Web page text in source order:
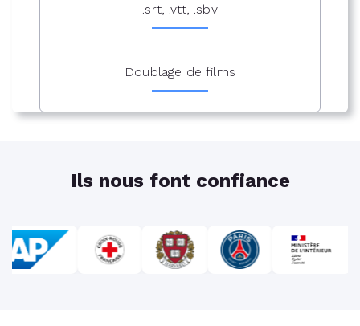
.srt, .vtt, .sbv
Doublage de films
Ils nous font confiance